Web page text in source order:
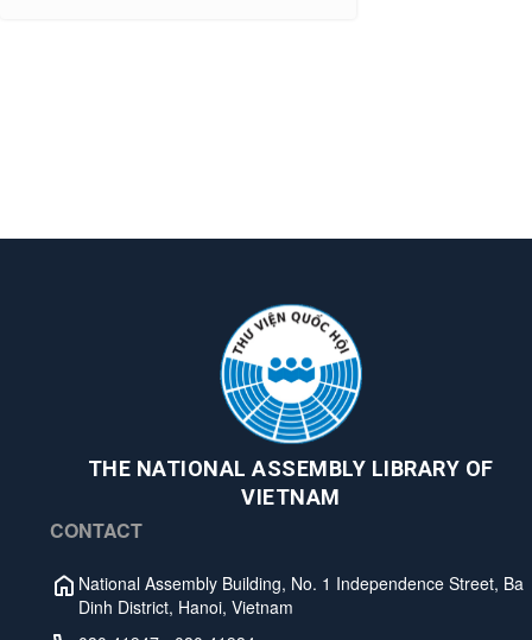
THE NATIONAL ASSEMBLY LIBRARY OF
VIETNAM
CONTACT
National Assembly Building, No. 1 Independence Street, Ba
Dinh District, Hanoi, Vietnam